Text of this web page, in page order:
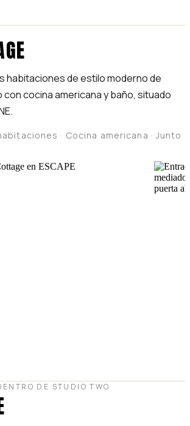
habitaciones de estilo moderno de
con cocina americana y baño, situado
· Cocina americana · Junto
DE STUDIO TWO